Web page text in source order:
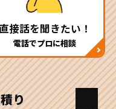
直接話を聞きたい！
電話でプロに相談
り